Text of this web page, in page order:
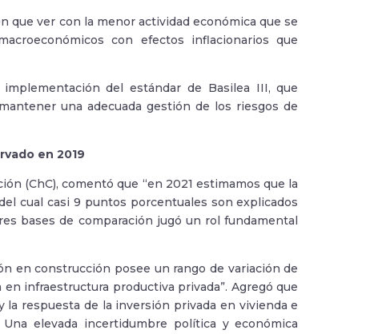
ver con la menor actividad económica que se
con efectos inflacionarios que
del estándar de Basilea III, que
una adecuada gestión de los riesgos de
en 2019
(ChC), comentó que “en 2021 estimamos que la
cual casi 9 puntos porcentuales son explicados
bases de comparación jugó un rol fundamental
en construcción posee un rango de variación de
infraestructura productiva privada”. Agregó que
respuesta de la inversión privada en vivienda e
elevada incertidumbre política y económica